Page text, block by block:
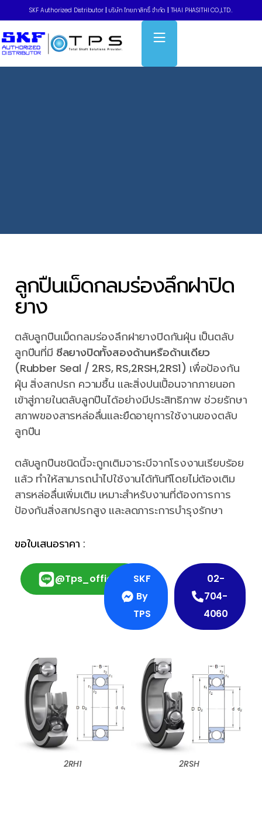
SKF Authorized Distributor บริษัท ไทยภาสิทธิ์ จำกัด THAI PHASITHI CO.,LTD..
Home » ลูกปืนเม็ดกลมร่องลึกฝาปิดยาง
ลูกปืนเม็ดกลมร่องลึกฝาปิด
ยาง
ตลับลูกปืนเม็ดกลมร่องลึกฝายางปิดกันฝุ่น เป็นตลับ
ลูกปืนที่มี ซีลยางปิดทั้งสองด้านหรือด้านเดียว
(Rubber Seal / 2RS, RS,2RSH,2RS1) เพื่อป้องกัน
ฝุ่น สิ่งสกปรก ความชื้น และสิ่งปนเปื้อนจากภายนอก
เข้าสู่ภายในตลับลูกปืนได้อย่างมีประสิทธิภาพ ช่วยรักษา
สภาพของสารหล่อลื่นและยืดอายุการใช้งานของตลับ
ลูกปืน
ตลับลูกปืนชนิดนี้จะถูกเติมจาระบีจากโรงงานเรียบร้อย
แล้ว ทำให้สามารถนำไปใช้งานได้ทันทีโดยไม่ต้องเติม
สารหล่อลื่นเพิ่มเติม เหมาะสำหรับงานที่ต้องการการ
ป้องกันสิ่งสกปรกสูง และลดภาระการบำรุงรักษา
ขอใบเสนอราคา :
@tps_official
SKF
By
TPS
02-
704-
4060
2RH1 2RSH